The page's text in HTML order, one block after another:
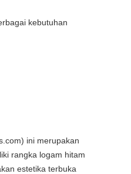
kebutuhan
ini merupakan
rangka logam hitam
estetika terbuka